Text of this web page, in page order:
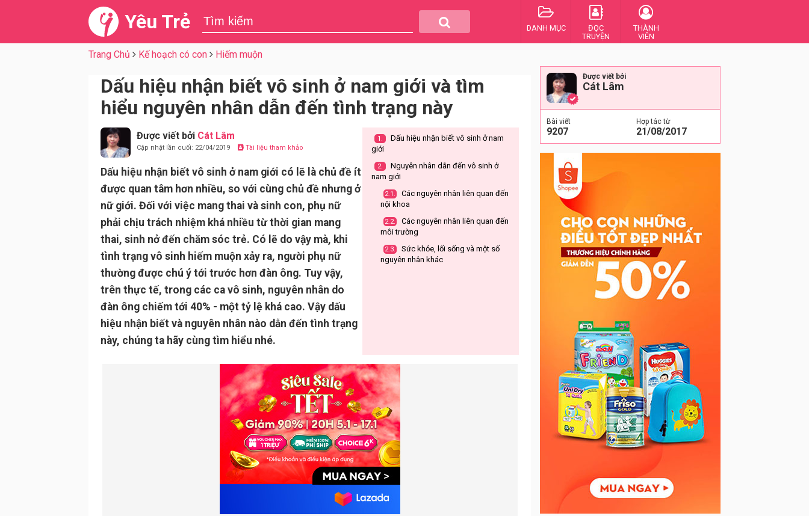
Yêu Trẻ DANH MỤC
ĐỌC
TRUYỆN
THÀNH
VIÊN
Trang Chủ Kế hoạch có con Hiếm muộn
Dấu hiệu nhận biết vô sinh ở nam giới và tìm
hiểu nguyên nhân dẫn đến tình trạng này
Được viết bởi Cát Lâm
Cập nhật lần cuối: 22/04/2019 Tài liệu tham khảo
Dấu hiệu nhận biết vô sinh ở nam giới có lẽ là chủ đề ít
được quan tâm hơn nhiều, so với cùng chủ đề nhưng ở
nữ giới. Đối với việc mang thai và sinh con, phụ nữ
phải chịu trách nhiệm khá nhiều từ thời gian mang
thai, sinh nở đến chăm sóc trẻ. Có lẽ do vậy mà, khi
tình trạng vô sinh hiếm muộn xảy ra, người phụ nữ
thường được chú ý tới trước hơn đàn ông. Tuy vậy,
trên thực tế, trong các ca vô sinh, nguyên nhân do
đàn ông chiếm tới 40% - một tỷ lệ khá cao. Vậy dấu
hiệu nhận biết và nguyên nhân nào dẫn đến tình trạng
này, chúng ta hãy cùng tìm hiểu nhé.
1.
Dấu hiệu nhận biết vô sinh ở nam
giới
2.
Nguyên nhân dẫn đến vô sinh ở
nam giới
2.1.
Các nguyên nhân liên quan đến
nội khoa
2.2.
Các nguyên nhân liên quan đến
môi trường
2.3.
Sức khỏe, lối sống và một số
nguyên nhân khác
Được viết bởi
Cát Lâm
Bài viết
9207
Hợp tác từ
21/08/2017